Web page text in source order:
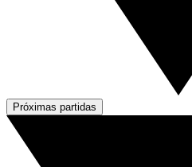
Próximas partidas